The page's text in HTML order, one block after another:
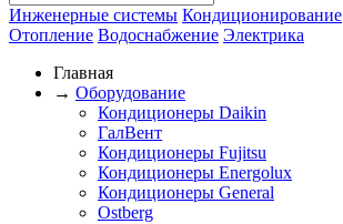
Инженерные системы Кондиционирование
Отопление Водоснабжение Электрика
Главная
→ Оборудование
Кондиционеры Daikin
ГалВент
Кондиционеры Fujitsu
Кондиционеры Energolux
Кондиционеры General
Ostberg